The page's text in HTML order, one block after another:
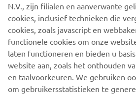
Follow Yamaha SMT
SMT
N.V., zijn filialen en aanverwante
cookies, inclusief technieken die
cookies, zoals javascript en
functionele cookies om onze
laten functioneren en bieden u
website aan, zoals het onthouden
en taalvoorkeuren. We gebruiken
om gebruikersstatistieken te